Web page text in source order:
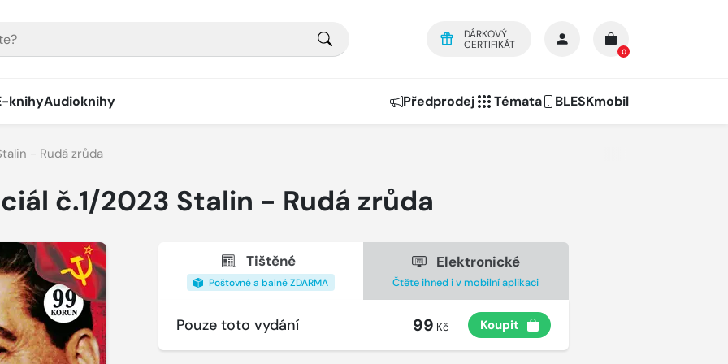
DÁRKOVÝ
CERTIFIKÁT
0
knihyAudioknihy Předprodej Témata BLESKmobil
- Rudá zrůda
č.1/2023 Stalin - Rudá zrůda
Tištěné
Poštovné a balné ZDARMA
Elektronické
Čtěte ihned i v mobilní aplikaci
Pouze toto vydání 99 Kč Koupit